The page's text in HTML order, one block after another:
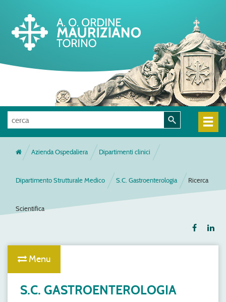
Azienda Ospedaliera Dipartimenti clinici
Dipartimento Strutturale Medico S.C. Gastroenterologia Ricerca
Scientifica
Menu
S.C. GASTROENTEROLOGIA